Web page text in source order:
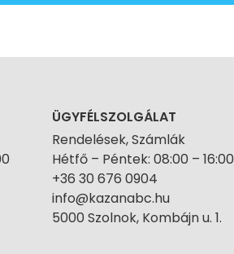
ÜGYFÉLSZOLGÁLAT
Rendelések, Számlák
Hétfő – Péntek: 08:00 – 16:00
+36 30 676 0904
info@kazanabc.hu
5000 Szolnok, Kombájn u. 1.